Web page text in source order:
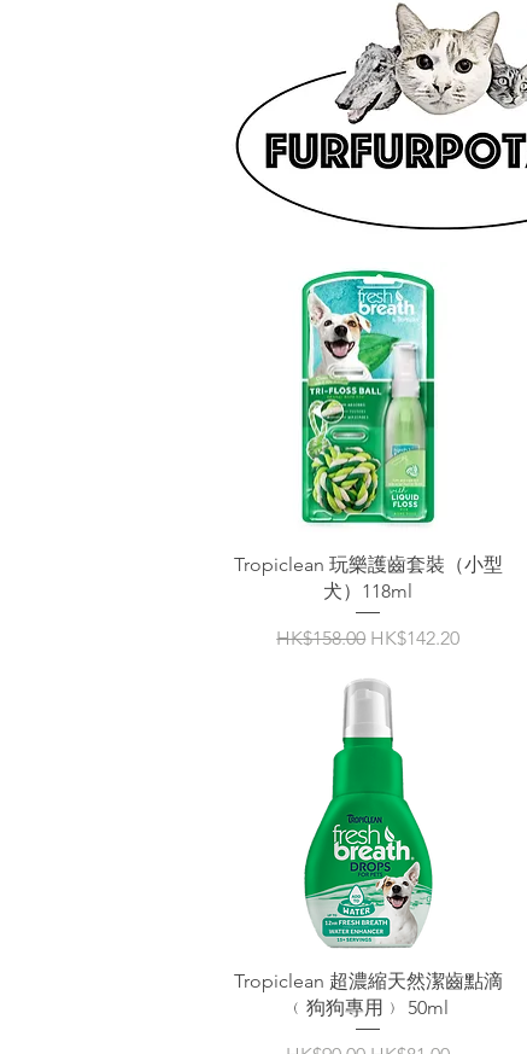
Tropiclean 玩樂護齒套裝（小型
犬）118ml
一般價格
HK$158.00 促銷價格
HK$142.20
Tropiclean 超濃縮天然潔齒點滴
﹙狗狗專用﹚ 50ml